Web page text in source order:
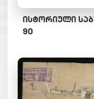
ᲘᲡᲢᲝᲠᲘᲣᲚᲘ
90